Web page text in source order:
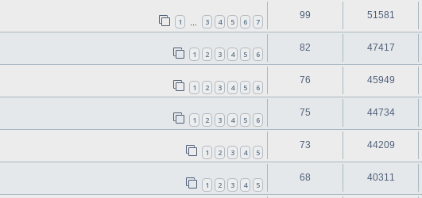
1 3 4 5 6 7
99 51581
1 2 3 4 5 6
82 47417
1 2 3 4 5 6
76 45949
1 2 3 4 5 6
75 44734
1 2 3 4 5
73 44209
1 2 3 4 5
68 40311